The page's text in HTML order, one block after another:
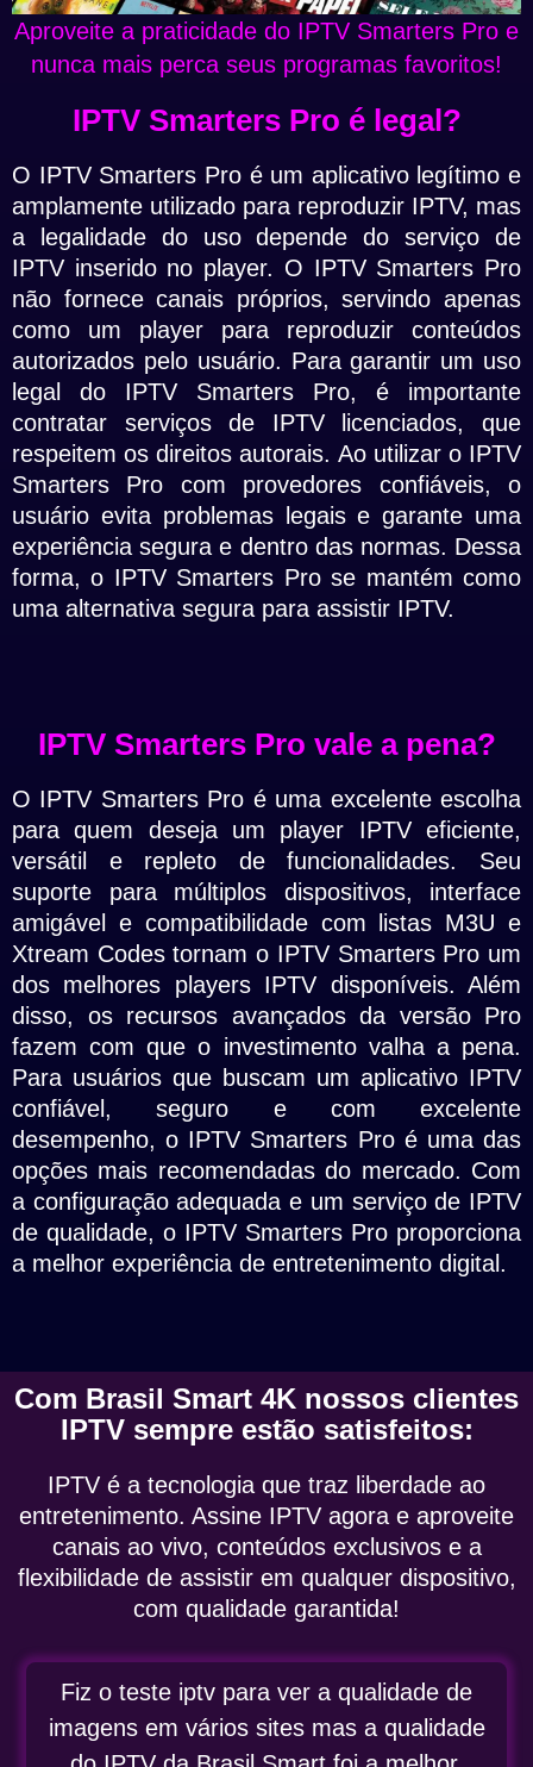
Aproveite a praticidade do IPTV Smarters Pro e
nunca mais perca seus programas favoritos!
IPTV Smarters Pro é legal?
O IPTV Smarters Pro é um aplicativo legítimo e
amplamente utilizado para reproduzir IPTV, mas
a legalidade do uso depende do serviço de
IPTV inserido no player. O IPTV Smarters Pro
não fornece canais próprios, servindo apenas
como um player para reproduzir conteúdos
autorizados pelo usuário. Para garantir um uso
legal do IPTV Smarters Pro, é importante
contratar serviços de IPTV licenciados, que
respeitem os direitos autorais. Ao utilizar o IPTV
Smarters Pro com provedores confiáveis, o
usuário evita problemas legais e garante uma
experiência segura e dentro das normas. Dessa
forma, o IPTV Smarters Pro se mantém como
uma alternativa segura para assistir IPTV.
IPTV Smarters Pro vale a pena?
O IPTV Smarters Pro é uma excelente escolha
para quem deseja um player IPTV eficiente,
versátil e repleto de funcionalidades. Seu
suporte para múltiplos dispositivos, interface
amigável e compatibilidade com listas M3U e
Xtream Codes tornam o IPTV Smarters Pro um
dos melhores players IPTV disponíveis. Além
disso, os recursos avançados da versão Pro
fazem com que o investimento valha a pena.
Para usuários que buscam um aplicativo IPTV
confiável, seguro e com excelente
desempenho, o IPTV Smarters Pro é uma das
opções mais recomendadas do mercado. Com
a configuração adequada e um serviço de IPTV
de qualidade, o IPTV Smarters Pro proporciona
a melhor experiência de entretenimento digital.
Com Brasil Smart 4K nossos clientes
IPTV sempre estão satisfeitos:
IPTV é a tecnologia que traz liberdade ao
entretenimento. Assine IPTV agora e aproveite
canais ao vivo, conteúdos exclusivos e a
flexibilidade de assistir em qualquer dispositivo,
com qualidade garantida!
Fiz o teste iptv para ver a qualidade de
imagens em vários sites mas a qualidade